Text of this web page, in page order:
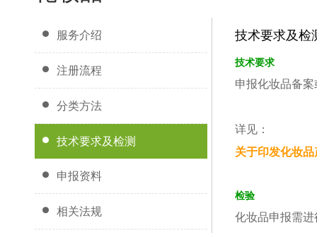
服务介绍
注册流程
分类方法
技术要求及检测
申报资料
相关法规
技术要求及检
技术要求
申报化妆品备
详见：
关于印发化妆
检验
化妆品申报需